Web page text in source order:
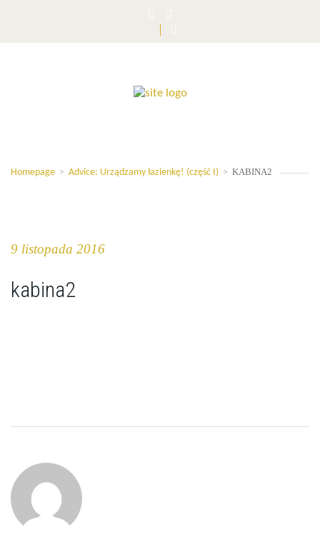
Homepage > Advice: Urządzamy łazienkę! (część I) > KABINA2
9 listopada 2016
kabina2